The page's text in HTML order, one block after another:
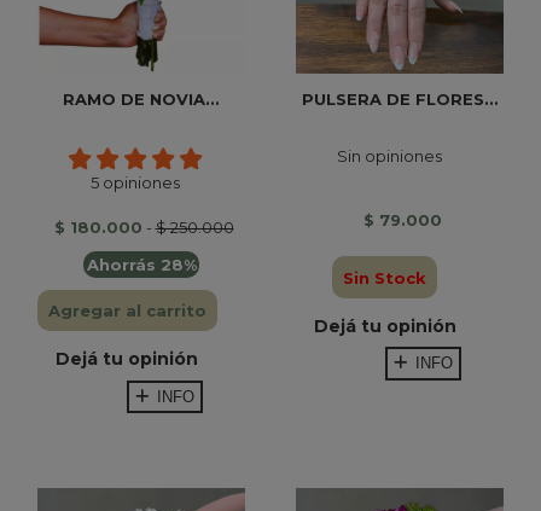
RAMO DE NOVIA...
5 opiniones
$ 180.000 -$ 250.000
Ahorrás 28%
Agregar al carrito
Dejá tu opinión
INFO
PULSERA DE FLORES...
Sin opiniones
$ 79.000
Sin Stock
Dejá tu opinión
INFO